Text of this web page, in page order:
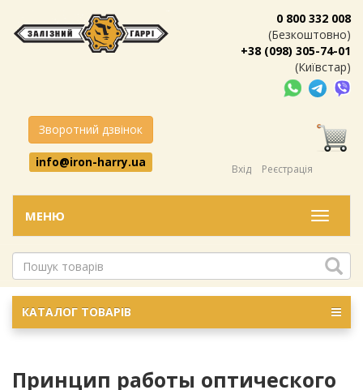
0 800 332 008
(Безкоштовно)
+38 (098) 305-74-01
(Київстар)
Зворотний дзвінок
info@iron-harry.ua
Вхід Реєстрація
Меню
МЕНЮ
КАТАЛОГ ТОВАРІВ
Принцип работы оптического